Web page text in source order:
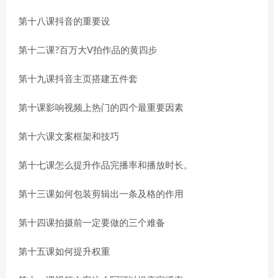
第十八课抖音的重要设
第十二课?百万大V拍作品的黄四步
第十九课抖音主页搭建五件套
第十课影响视频上热门的四个最重要因素
第十六课文案框架和技巧
第十七课怎么提升作品完播率和播放时长。
第十三课如何包装剪辑出一条及格的作用
第十四课拍摄前一定要做的三个难备
第十五课如何提升权重